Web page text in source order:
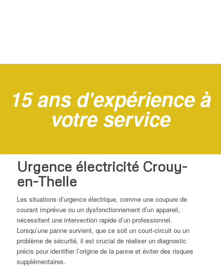
15 ans d'expérience à
votre service
Urgence électricité Crouy-
en-Thelle
Les situations d’urgence électrique, comme une coupure de
courant imprévue ou un dysfonctionnement d’un appareil,
nécessitent une intervention rapide d’un professionnel.
Lorsqu’une panne survient, que ce soit un court-circuit ou un
problème de sécurité, il est crucial de réaliser un diagnostic
précis pour identifier l’origine de la panne et éviter des risques
supplémentaires.